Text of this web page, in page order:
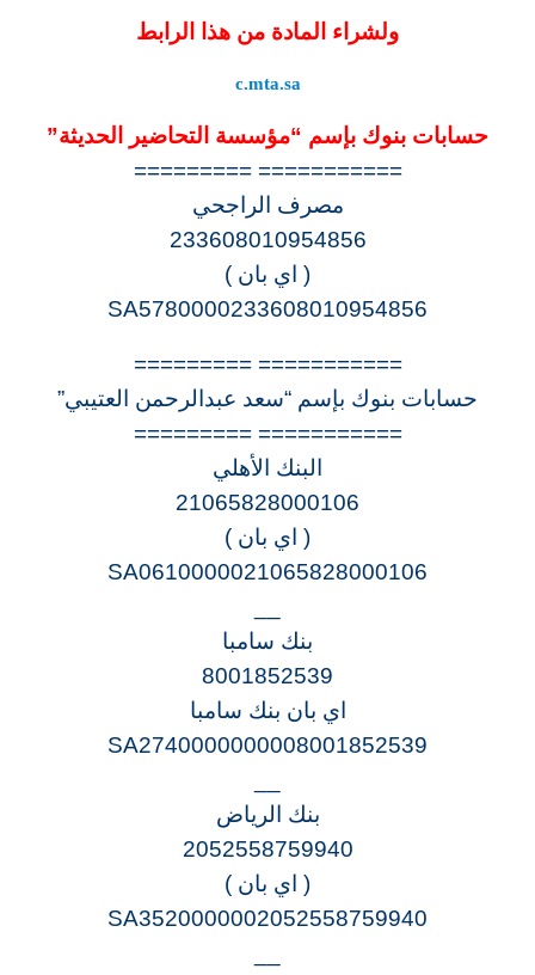
ولشراء المادة من هذا الرابط
c.mta.sa
حسابات بنوك بإسم “مؤسسة التحاضير الحديثة”
=========== =========
مصرف الراجحي
233608010954856
( اي بان )
SA5780000233608010954856
=========== =========
حسابات بنوك بإسم “سعد عبدالرحمن العتيبي”
=========== =========
البنك الأهلي
21065828000106
( اي بان )
SA0610000021065828000106
بنك سامبا
8001852539
اي بان بنك سامبا
SA2740000000008001852539
بنك الرياض
2052558759940
( اي بان )
SA3520000002052558759940